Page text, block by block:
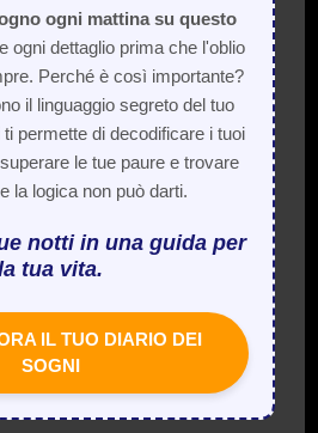
ogni mattina su questo
ogni dettaglio prima che l'oblio
Perché è così importante?
il linguaggio segreto del tuo
permette di decodificare i tuoi
le tue paure e trovare
la logica non può darti.
notti in una guida per
tua vita.
IL TUO DIARIO DEI
SOGNI